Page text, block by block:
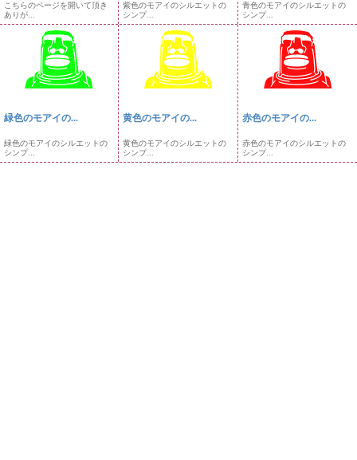
こちらのページを開いて頂き
ありが...
紫色のモアイのシルエットの
シンプ...
青色のモアイのシルエットの
シンプ...
緑色のモアイの...
緑色のモアイのシルエットの
シンプ...
黄色のモアイの...
黄色のモアイのシルエットの
シンプ...
赤色のモアイの...
赤色のモアイのシルエットの
シンプ...